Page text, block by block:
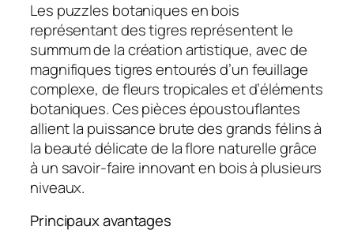
Les puzzles botaniques en bois
représentant des tigres représentent le
summum de la création artistique, avec de
magnifiques tigres entourés d’un feuillage
complexe, de fleurs tropicales et d’éléments
botaniques. Ces pièces époustouflantes
allient la puissance brute des grands félins à
la beauté délicate de la flore naturelle grâce
à un savoir-faire innovant en bois à plusieurs
niveaux.
Principaux avantages